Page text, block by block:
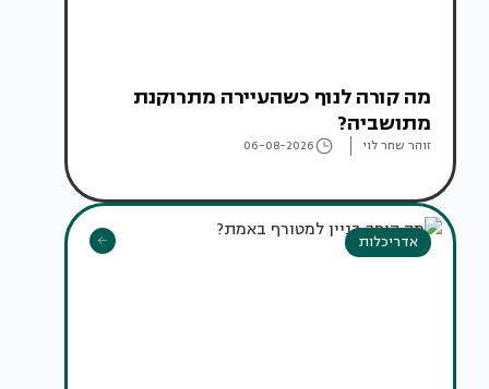
מה קורה לנוף כשהעיירה מתרוקנת
מתושביה?
זוהר שחר לוי 06-08-2026
אדריכלות